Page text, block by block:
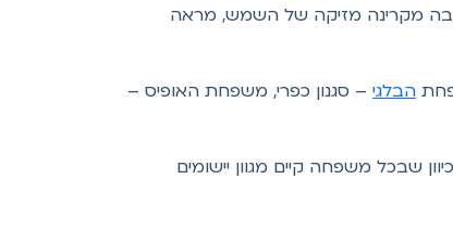
טובה מקרינה מזיקה של השמש, מראה
הבלגי – סגנון כפרי, משפחת האופיס –
שבכל משפחה קיים מגוון יישומים